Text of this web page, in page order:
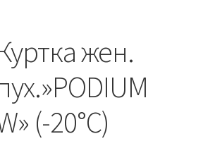
жен.
(-20°C)